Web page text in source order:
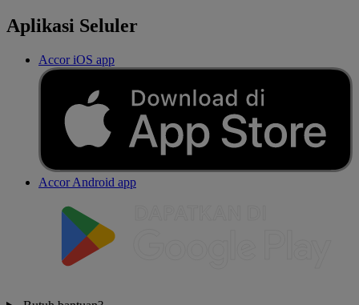
Aplikasi Seluler
Accor iOS app
Accor Android app